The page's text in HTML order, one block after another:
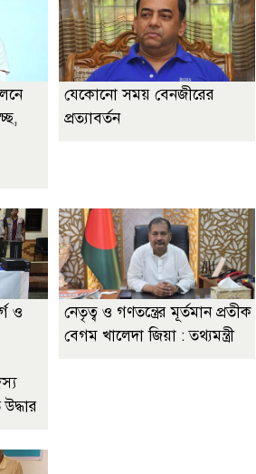
যেকোনো সময় বেনজীরের
প্রত্যাবর্তন
ও
নেতৃত্ব ও গণতন্ত্রের মূর্তমান প্রতীক
বেগম খালেদা জিয়া : তথ্যমন্ত্রী